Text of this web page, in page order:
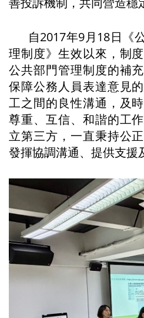
自2017年9月18日《
理制度》生效以來，制
公共部門管理制度的補
保障公務人員表達意見
工之間的良性溝通，及
尊重、互信、和諧的工
立第三方，一直秉持公
發揮協調溝通、提供支援